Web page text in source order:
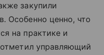
закупили
Особенно ценно, что
на практике и
управляющий